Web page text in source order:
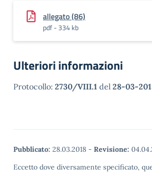
allegato (86)
pdf - 334 kb
Ulteriori informazioni
Protocollo: 2730/VIII.1 del 28-03-
Pubblicato: 28.03.2018 - Revisione:
Eccetto dove diversamente specificato,